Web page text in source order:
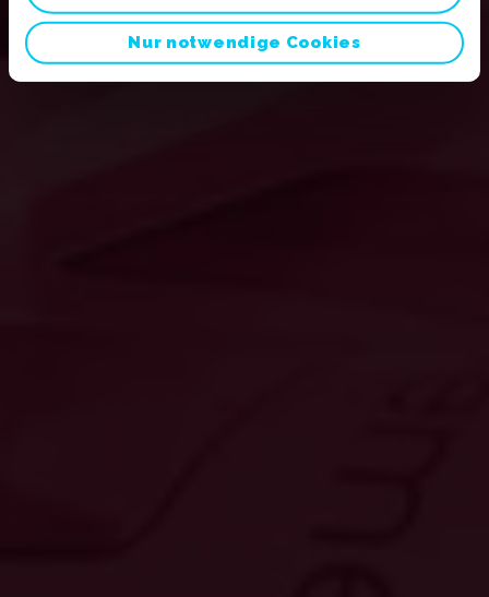
Nur notwendige Cookies